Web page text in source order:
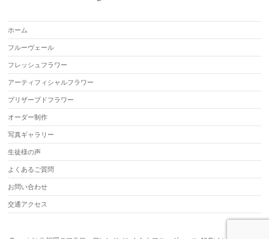
ホーム
フルーヴェール
フレッシュフラワー
アーティフィシャルフラワー
プリザーブドフラワー
オーダー制作
写真ギャラリー
生徒様の声
よくあるご質問
お問い合わせ
交通アクセス